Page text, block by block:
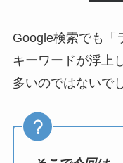
Google検索でも「
キーワードが浮上
多いのではないで